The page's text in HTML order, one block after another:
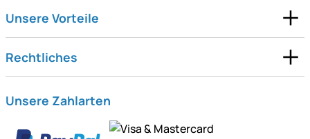
Unsere Vorteile
Rechtliches
Unsere Zahlarten